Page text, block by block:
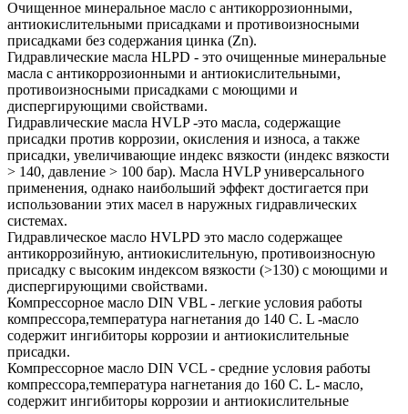
Очищенное минеральное масло с антикоррозионными,
антиокислительными присадками и противоизносными
присадками без содержания цинка (Zn).
Гидравлические масла HLPD - это очищенные минеральные
масла с антикоррозионными и антиокислительными,
противоизносными присадками с моющими и
диспергирующими свойствами.
Гидравлические масла HVLP -это масла, содержащие
присадки против коррозии, окисления и износа, а также
присадки, увеличивающие индекс вязкости (индекс вязкости
> 140, давление > 100 бар). Масла HVLP универсального
применения, однако наибольший эффект достигается при
использовании этих масел в наружных гидравлических
системах.
Гидравлическое масло HVLPD это масло содержащее
антикоррозийную, антиокислительную, противоизносную
присадку с высоким индексом вязкости (>130) с моющими и
диспергирующими свойствами.
Компрессорное масло DIN VBL - легкие условия работы
компрессора,температура нагнетания до 140 С. L -масло
содержит ингибиторы коррозии и антиокислительные
присадки.
Компрессорное масло DIN VCL - средние условия работы
компрессора,температура нагнетания до 160 С. L- масло,
содержит ингибиторы коррозии и антиокислительные